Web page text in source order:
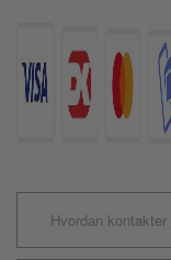
Hvordan kontakter